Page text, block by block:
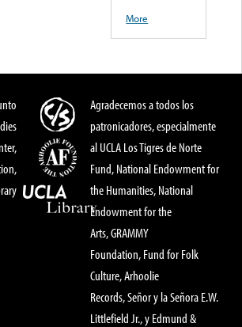
More
Agradecemos a todos los
patronicadores, especialmente
al UCLA Los Tigres de Norte
Fund, National Endowment for
the Humanities, National
Endowment for the
Arts, GRAMMY
Foundation, Fund for Folk
Culture, Arhoolie
Records, Señor y la Señora E.W.
Littlefield Jr., y Edmund &